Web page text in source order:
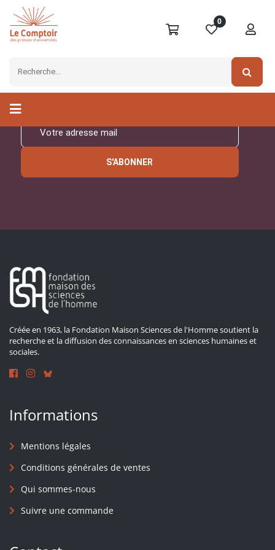
0
Inscrivez-vous à notre
S'ABONNER
Créée en 1963, la Fondation Maison Sciences de l'Homme soutient la
recherche et la diffusion des connaissances en sciences humaines et
sociales.
Informations
Mentions légales
Conditions générales de ventes
Qui sommes-nous
Suivre une commande